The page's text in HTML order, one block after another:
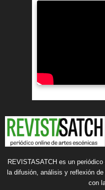
REVISTASATCH es un
la difusión, análisis y reflexión
con